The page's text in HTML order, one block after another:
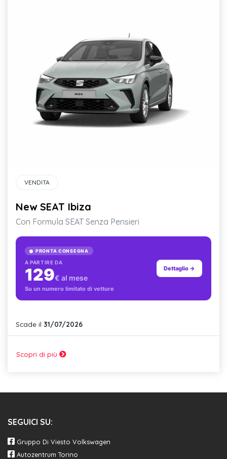
VENDITA
New SEAT Ibiza
Con Formula SEAT Senza Pensieri
PRONTA CONSEGNA
A PARTIRE DA
129€ al mese
Su un numero limitato di vetture
Dettaglio →
Scade il 31/07/2026
Scopri di più
SEGUICI SU:
Gruppo Di Viesto Volkswagen
Autozentrum Torino